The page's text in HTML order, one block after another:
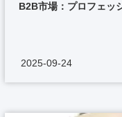
B2B市場：プロフェッ
2025-09-24